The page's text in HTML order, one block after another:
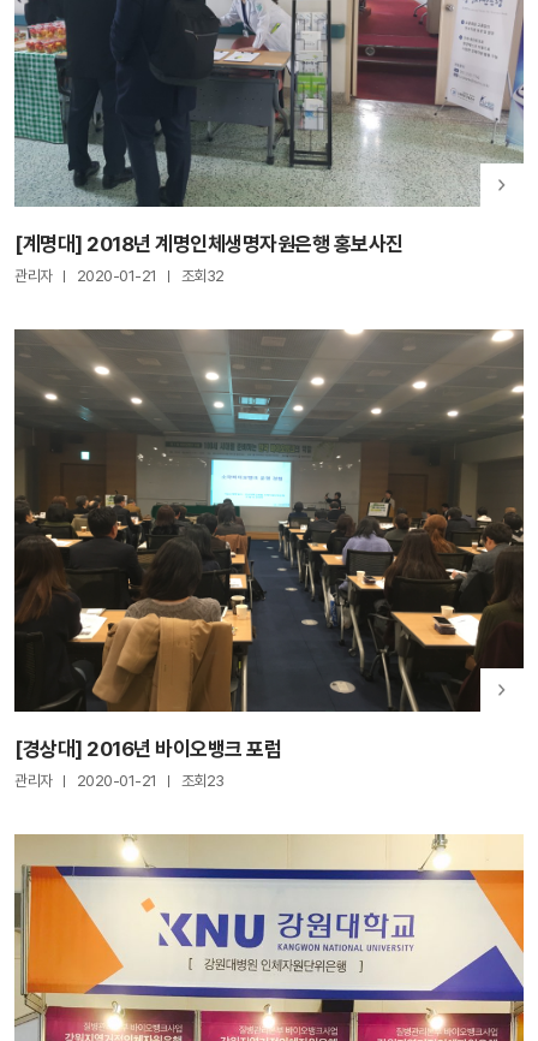
[계명대] 2018년 계명인체생명자원은행 홍보사진
관리자 2020-01-21 조회32
[경상대] 2016년 바이오뱅크 포럼
관리자 2020-01-21 조회23